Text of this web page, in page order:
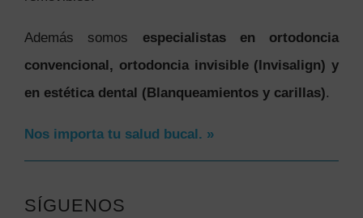
Además somos especialistas en ortodoncia
convencional, ortodoncia invisible (Invisalign) y
en estética dental (Blanqueamientos y carillas).
Nos importa tu salud bucal. »
SÍGUENOS